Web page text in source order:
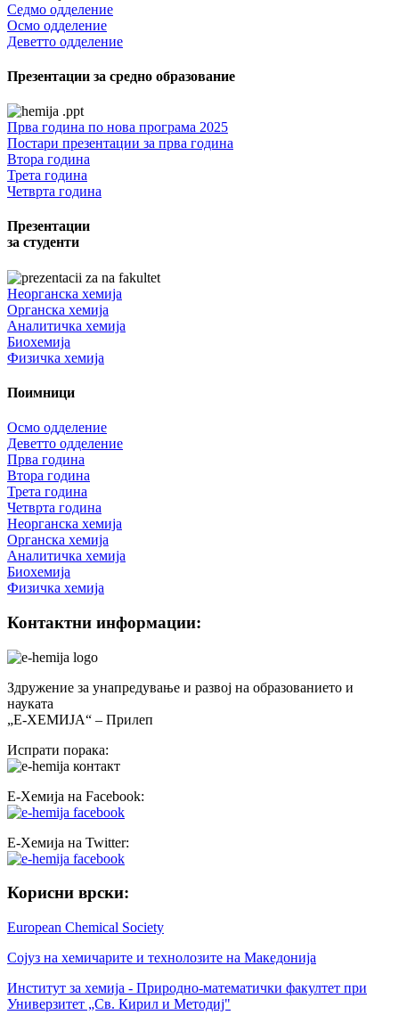
Седмо одделение
Осмо одделение
Деветто одделение
Презентации за средно образование
Прва година по нова програма 2025
Постари презентации за прва година
Втора година
Трета година
Четврта година
Презентации
за студенти
Неорганска хемија
Органска хемија
Аналитичка хемија
Биохемија
Физичка хемија
Поимници
Осмо одделение
Деветто одделение
Прва година
Втора година
Трета година
Четврта година
Неорганска хемија
Органска хемија
Аналитичка хемија
Биохемија
Физичка хемија
Контактни информации:
Здружение за унапредување и развој на образованието и
науката
„Е-ХЕМИЈА“ – Прилеп
Испрати порака:
Е-Хемија на Facebook:
Е-Хемија на Twitter:
Корисни врски:
European Chemical Society
Сојуз на хемичарите и технолозите на Македонија
Институт за хемија - Природно-математички факултет при
Универзитет „Св. Кирил и Методиј"